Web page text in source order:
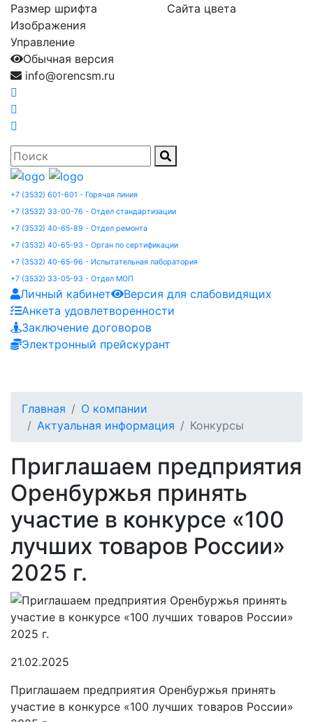
Размер шрифта
Сайта цвета
Изображения
Управление
Обычная версия
info@orencsm.ru
+7 (3532) 601-601 - Горячая линия
+7 (3532) 33-00-76 - Отдел стандартизации
+7 (3532) 40-65-89 - Отдел ремонта
+7 (3532) 40-65-93 - Орган по сертификации
+7 (3532) 40-65-96 - Испытательная лаборатория
+7 (3532) 33-05-93 - Отдел МОП
Личный кабинет
Версия для слабовидящих
Анкета удовлетворенности
Заключение договоров
Электронный прейскурант
Главная
О компании
Актуальная информация
Конкурсы
Приглашаем предприятия
Оренбуржья принять
участие в конкурсе «100
лучших товаров России»
2025 г.
21.02.2025
Приглашаем предприятия Оренбуржья принять
участие в конкурсе «100 лучших товаров России»